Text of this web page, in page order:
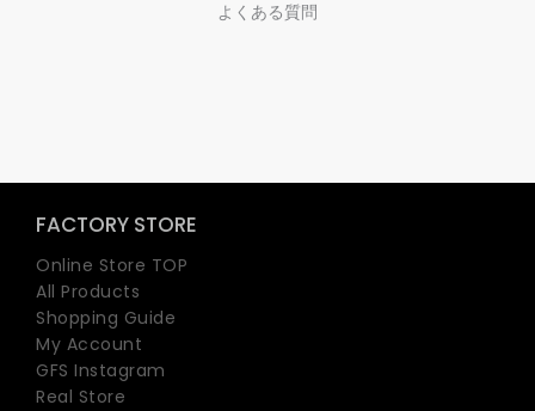
よくある質問
FACTORY STORE
Online Store TOP
All Products
Shopping Guide
My Account
GFS Instagram
Real Store